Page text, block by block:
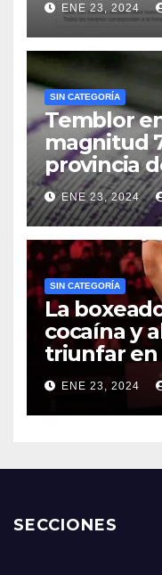
ENE 23, 2024
SIN CATEGORÍA
Temblor
magnitud
provincia
ENE 23, 2024
SIN CATEGORÍA
La
cocaína y
triunfar en
ENE 23, 2024
SECCIONES